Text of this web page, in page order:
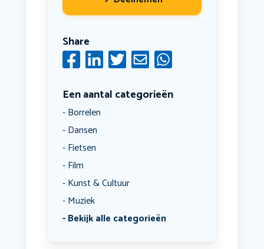
Share
Een aantal categorieën
Borrelen
Dansen
Fietsen
Film
Kunst & Cultuur
Muziek
Bekijk alle categorieën